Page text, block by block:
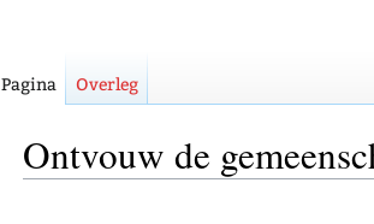
Ontvouw de
Pagina Overleg